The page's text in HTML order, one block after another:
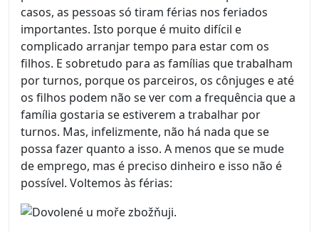
casos, as pessoas só tiram férias nos feriados
importantes. Isto porque é muito difícil e
complicado arranjar tempo para estar com os
filhos. E sobretudo para as famílias que trabalham
por turnos, porque os parceiros, os cônjuges e até
os filhos podem não se ver com a frequência que a
família gostaria se estiverem a trabalhar por
turnos. Mas, infelizmente, não há nada que se
possa fazer quanto a isso. A menos que se mude
de emprego, mas é preciso dinheiro e isso não é
possível. Voltemos às férias: